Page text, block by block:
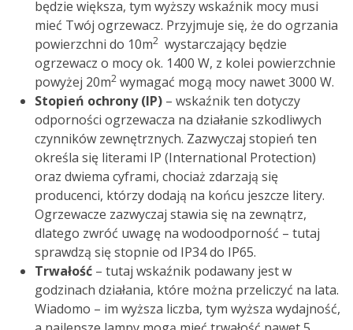
będzie większa, tym wyższy wskaźnik mocy musi
mieć Twój ogrzewacz. Przyjmuje się, że do ogrzania
powierzchni do 10m2 wystarczający będzie
ogrzewacz o mocy ok. 1400 W, z kolei powierzchnie
powyżej 20m2 wymagać mogą mocy nawet 3000 W.
Stopień ochrony (IP) – wskaźnik ten dotyczy
odporności ogrzewacza na działanie szkodliwych
czynników zewnętrznych. Zazwyczaj stopień ten
określa się literami IP (International Protection)
oraz dwiema cyframi, chociaż zdarzają się
producenci, którzy dodają na końcu jeszcze litery.
Ogrzewacze zazwyczaj stawia się na zewnątrz,
dlatego zwróć uwagę na wodoodporność – tutaj
sprawdzą się stopnie od IP34 do IP65.
Trwałość – tutaj wskaźnik podawany jest w
godzinach działania, które można przeliczyć na lata.
Wiadomo – im wyższa liczba, tym wyższa wydajność,